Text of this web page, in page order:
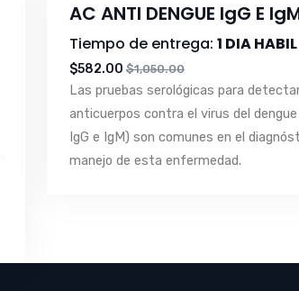
AC ANTI DENGUE IgG E
Tiempo de entrega: 1 DIA HABIL
$582.00 $1,050.00
Las pruebas serológicas para
anticuerpos contra el virus del
IgG e IgM) son comunes en el
manejo de esta enfermedad.